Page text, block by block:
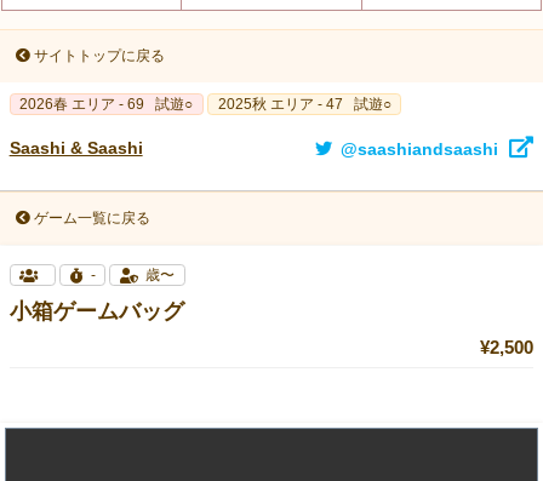
サイトトップに戻る
2026春 エリア - 69 試遊○ 2025秋 エリア - 47 試遊○
Saashi & Saashi @saashiandsaashi
ゲーム一覧に戻る
- 歳〜
小箱ゲームバッグ
¥2,500